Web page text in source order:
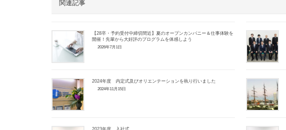
e
o
k
関連記事
【28卒・予約受付中締切間近】夏のオープンカンパニー＆仕事体験を
開催！先輩から大好評のプログラムを体感しよう
2026年7月1日
2024年度 内定式及びオリエンテーションを執り行いました
2024年11月15日
2023年度 入社式